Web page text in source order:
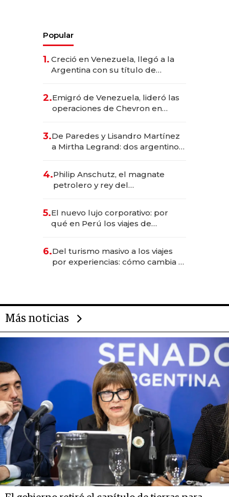
Popular
1. Creció en Venezuela, llegó a la
Argentina con su título de
las marcas "fast premium"
2.Emigró de Venezuela, lideró las
operaciones de Chevron en
3.De Paredes y Lisandro Martínez
a Mirtha Legrand: dos argentinos
4.Philip Anschutz, el magnate
petrolero y rey del
Fénix
5.El nuevo lujo corporativo: por
qué en Perú los viajes de
transformadoras
6.Del turismo masivo a los viajes
por experiencias: cómo cambia el
Más noticias